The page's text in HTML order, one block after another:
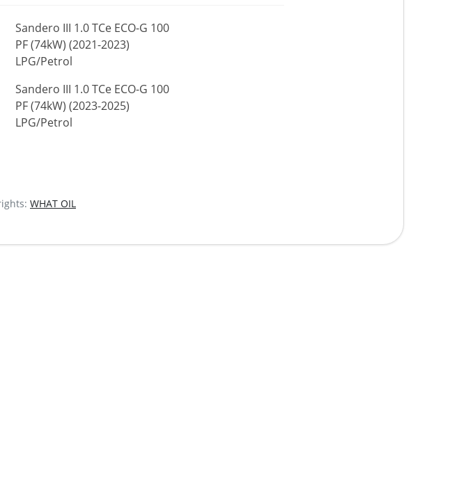
Sandero III 1.0 TCe ECO-G 100
PF (74kW) (2021-2023)
LPG/Petrol
Sandero III 1.0 TCe ECO-G 100
PF (74kW) (2023-2025)
LPG/Petrol
WHAT OIL